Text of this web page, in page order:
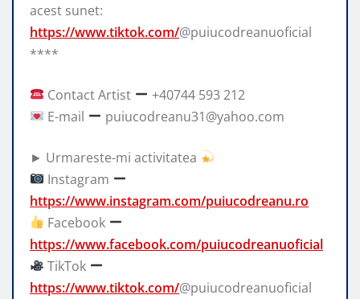
acest sunet:
https://www.tiktok.com/@puiucodreanuoficial
****
Contact Artist
+40744 593 212
E-mail
puiucodreanu31@yahoo.com
► Urmareste-mi activitatea
Instagram
https://www.instagram.com/puiucodreanu.ro
Facebook
https://www.facebook.com/puiucodreanuoficial
TikTok
https://www.tiktok.com/@puiucodreanuoficial